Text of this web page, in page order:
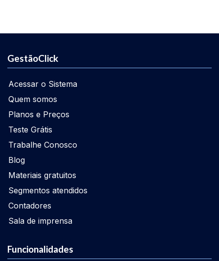
GestãoClick
Acessar o Sistema
Quem somos
Planos e Preços
Teste Grátis
Trabalhe Conosco
Blog
Materiais gratuitos
Segmentos atendidos
Contadores
Sala de imprensa
Funcionalidades